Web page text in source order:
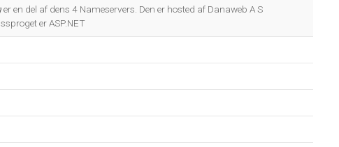
er en del af dens 4 Nameservers. Den er hosted af Danaweb A S
er ASP.NET